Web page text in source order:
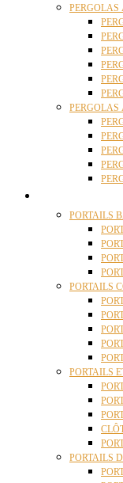
PERGOLAS
PERGOLAS
PORTAILS
PORTAILS
PORTAILS
PORTAILS